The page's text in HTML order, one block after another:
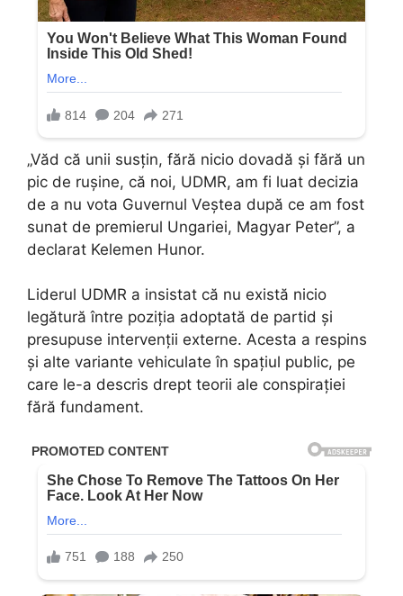
„Văd că unii susțin, fără nicio dovadă și fără un
pic de rușine, că noi, UDMR, am fi luat decizia
de a nu vota Guvernul Veștea după ce am fost
sunat de premierul Ungariei, Magyar Peter”, a
declarat Kelemen Hunor.
Liderul UDMR a insistat că nu există nicio
legătură între poziția adoptată de partid și
presupuse intervenții externe. Acesta a respins
și alte variante vehiculate în spațiul public, pe
care le-a descris drept teorii ale conspirației
fără fundament.